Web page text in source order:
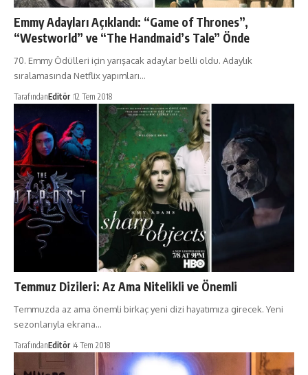
Emmy Adayları Açıklandı: “Game of Thrones”,
“Westworld” ve “The Handmaid’s Tale” Önde
70. Emmy Ödülleri için yarışacak adaylar belli oldu. Adaylık
sıralamasında Netflix yapımları…
TarafındanEditör 12 Tem 2018
Temmuz Dizileri: Az Ama Nitelikli ve Önemli
Temmuzda az ama önemli birkaç yeni dizi hayatımıza girecek. Yeni
sezonlarıyla ekrana…
TarafındanEditör 4 Tem 2018